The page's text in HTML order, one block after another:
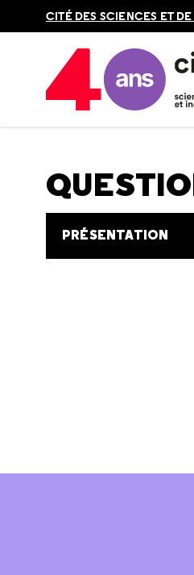
en
CITÉ DES SCIENCES ET
Accueil Au programme
PRÉSENTATION